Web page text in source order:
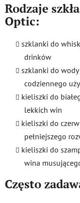
Rodzaje
Optic:
szklanki do
drinków
szklanki do
codziennego
kieliszki do
lekkich win
kieliszki do
pełniejszego
kieliszki do
wina
Często